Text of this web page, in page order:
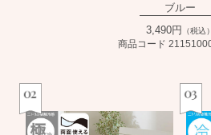
ブルー
3,490円
（税込）
商品コード